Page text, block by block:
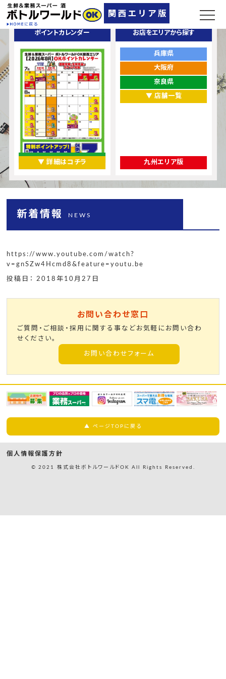
ポイントカレンダー
▼ 詳細はコチラ
お店をエリアから探す
兵庫県
大阪府
奈良県
▼ 店舗一覧
九州エリア版
新着情報 NEWS
https://www.youtube.com/watch?
v=gnSZw4Hcmd8&feature=youtu.be
投稿日： 2018年10月27日
お問い合わせ窓口
ご質問・ご相談・採用に関する事などお気軽にお問い合わ
せください。
お問い合わせフォーム
▲ ページTOPに戻る
個人情報保護方針
© 2021 株式会社ボトルワールドOK All Rights Reserved.